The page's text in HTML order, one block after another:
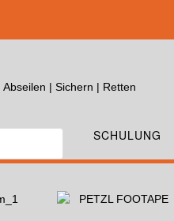
SCHULUNG